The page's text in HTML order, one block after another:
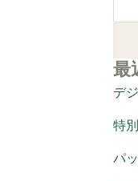
最
デ
特
パ